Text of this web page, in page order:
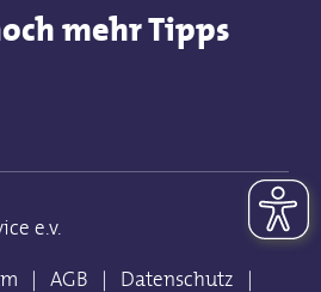
mehr Tipps
e.v.
| AGB | Datenschutz |